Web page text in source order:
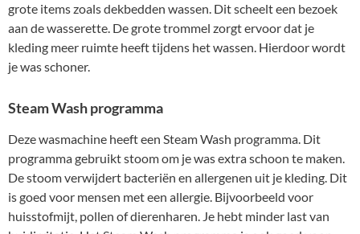
grote items zoals dekbedden wassen. Dit scheelt een bezoek
aan de wasserette. De grote trommel zorgt ervoor dat je
kleding meer ruimte heeft tijdens het wassen. Hierdoor wordt
je was schoner.
Steam Wash programma
Deze wasmachine heeft een Steam Wash programma. Dit
programma gebruikt stoom om je was extra schoon te maken.
De stoom verwijdert bacteriën en allergenen uit je kleding. Dit
is goed voor mensen met een allergie. Bijvoorbeeld voor
huisstofmijt, pollen of dierenharen. Je hebt minder last van